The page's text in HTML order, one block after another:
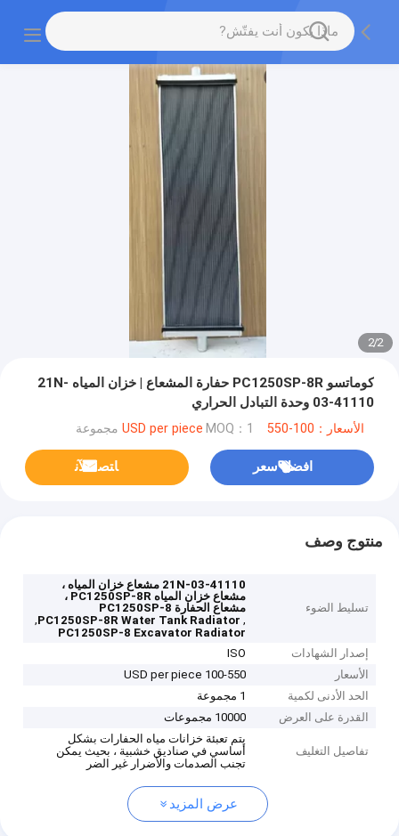
2
/
2
كوماتسو PC1250SP-8R حفارة المشعاع | خزان المياه 21N-
03-41110 وحدة التبادل الحراري
الأسعار：100-550 USD per piece MOQ：1 مجموعة
افضل سعر ﺎﺘﺼﻟ ﺍﻶﻧ
منتوج وصف
تسليط الضوء
21N-03-41110 مشعاع خزان المياه ،
مشعاع خزان المياه PC1250SP-8R ،
مشعاع الحفارة PC1250SP-8
,
PC1250SP-8R Water Tank Radiator
,
PC1250SP-8 Excavator Radiator
إصدار الشهادات
ISO
الأسعار
100-550 USD per piece
الحد الأدنى لكمية
1 مجموعة
القدرة على العرض
10000 مجموعات
تفاصيل التغليف
يتم تعبئة خزانات مياه الحفارات بشكل
أساسي في صناديق خشبية ، بحيث يمكن
تجنب الصدمات والأضرار غير الضر
عرض المزيد